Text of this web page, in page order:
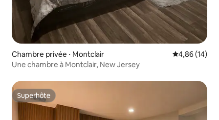
Chambre privée ⋅ Montclair Évaluation
4,86 (14)
Une chambre à Montclair, New Jersey
Superhôte
Superhôte